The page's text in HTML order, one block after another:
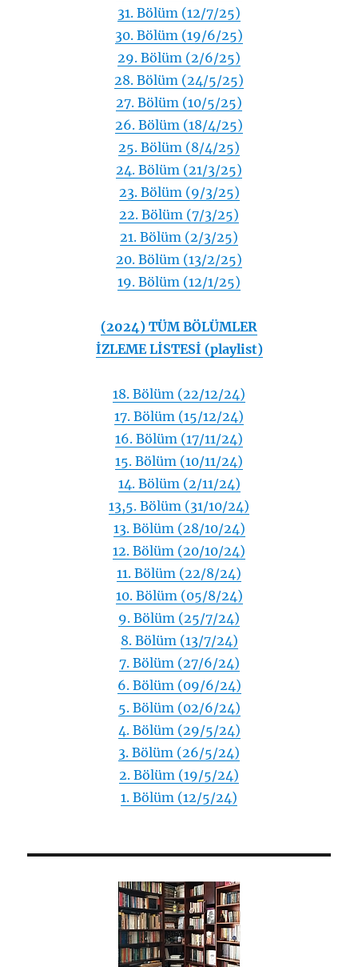
31. Bölüm (12/7/25)
30. Bölüm (19/6/25)
29. Bölüm (2/6/25)
28. Bölüm (24/5/25)
27. Bölüm (10/5/25)
26. Bölüm (18/4/25)
25. Bölüm (8/4/25)
24. Bölüm (21/3/25)
23. Bölüm (9/3/25)
22. Bölüm (7/3/25)
21. Bölüm (2/3/25)
20. Bölüm (13/2/25)
19. Bölüm (12/1/25)
(2024) TÜM BÖLÜMLER
İZLEME LİSTESİ (playlist)
18. Bölüm (22/12/24)
17. Bölüm (15/12/24)
16. Bölüm (17/11/24)
15. Bölüm (10/11/24)
14. Bölüm (2/11/24)
13,5. Bölüm (31/10/24)
13. Bölüm (28/10/24)
12. Bölüm (20/10/24)
11. Bölüm (22/8/24)
10. Bölüm (05/8/24)
9. Bölüm (25/7/24)
8. Bölüm (13/7/24)
7. Bölüm (27/6/24)
6. Bölüm (09/6/24)
5. Bölüm (02/6/24)
4. Bölüm (29/5/24)
3. Bölüm (26/5/24)
2. Bölüm (19/5/24)
1. Bölüm (12/5/24)